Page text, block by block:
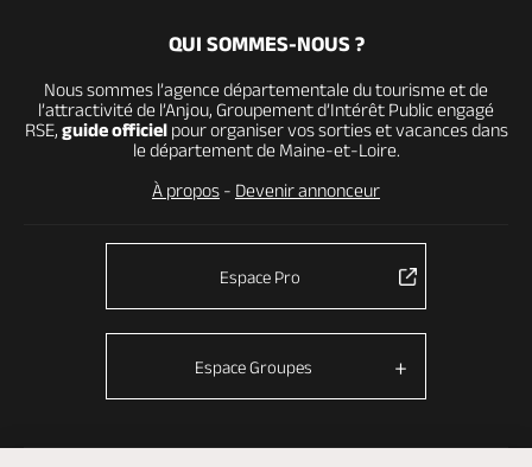
QUI SOMMES-NOUS ?
Nous sommes l’agence départementale du tourisme et de
l’attractivité de l’Anjou, Groupement d’Intérêt Public engagé
RSE, guide officielpour organiser vos sorties et vacances dans
le département de Maine-et-Loire.
À propos - Devenir annonceur
Espace Pro
Espace Groupes